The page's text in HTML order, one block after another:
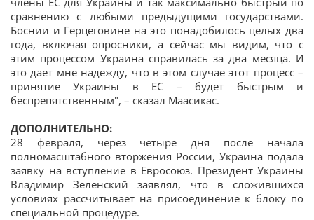
сравнению с любыми предыдущими государствами.
Боснии и Герцеговине на это понадобилось целых два
года, включая опросники, а сейчас мы видим, что с
этим процессом Украина справилась за два месяца. И
это дает мне надежду, что в этом случае этот процесс –
принятие Украины в ЕС – будет быстрым и
беспрепятственным", – сказал Маасикас.
ДОПОЛНИТЕЛЬНО:
28 февраля, через четыре дня после начала
полномасштабного вторжения России, Украина подала
заявку на вступление в Евросоюз. Президент Украины
Владимир Зеленский заявлял, что в сложившихся
условиях рассчитывает на присоединение к блоку по
специальной процедуре.